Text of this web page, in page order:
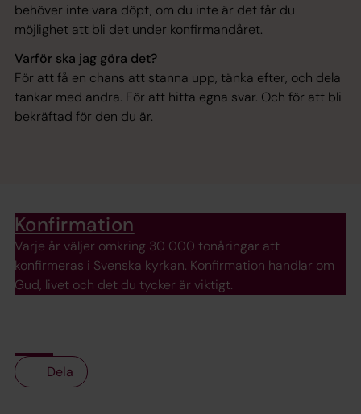
behöver inte vara döpt, om du inte är det får du
möjlighet att bli det under konfirmandåret.
Varför ska jag göra det?
För att få en chans att stanna upp, tänka efter, och dela
tankar med andra. För att hitta egna svar. Och för att bli
bekräftad för den du är.
Konfirmation
Varje år väljer omkring 30 000 tonåringar att
konfirmeras i Svenska kyrkan. Konfirmation handlar om
Gud, livet och det du tycker är viktigt.
Dela